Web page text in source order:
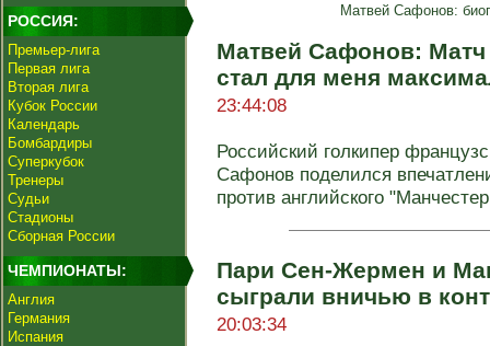
РОССИЯ:
Премьер-лига
Первая лига
Вторая лига
Кубок России
Календарь
Бомбардиры
Суперкубок
Тренеры
Судьи
Стадионы
Сборная России
ЧЕМПИОНАТЫ:
Англия
Германия
Испания
Матвей Сафонов:
Матвей Сафонов:
стал для меня
23:44:08
Российский голкипер
Сафонов поделился
против английского
Пари Сен-Жермен и
сыграли вничью в
20:03:34